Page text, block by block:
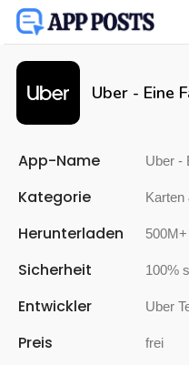
Uber - Eine
App-Name Uber -
Kategorie Karten
Herunterladen 500M+
Sicherheit 100%
Entwickler Uber
Preis frei